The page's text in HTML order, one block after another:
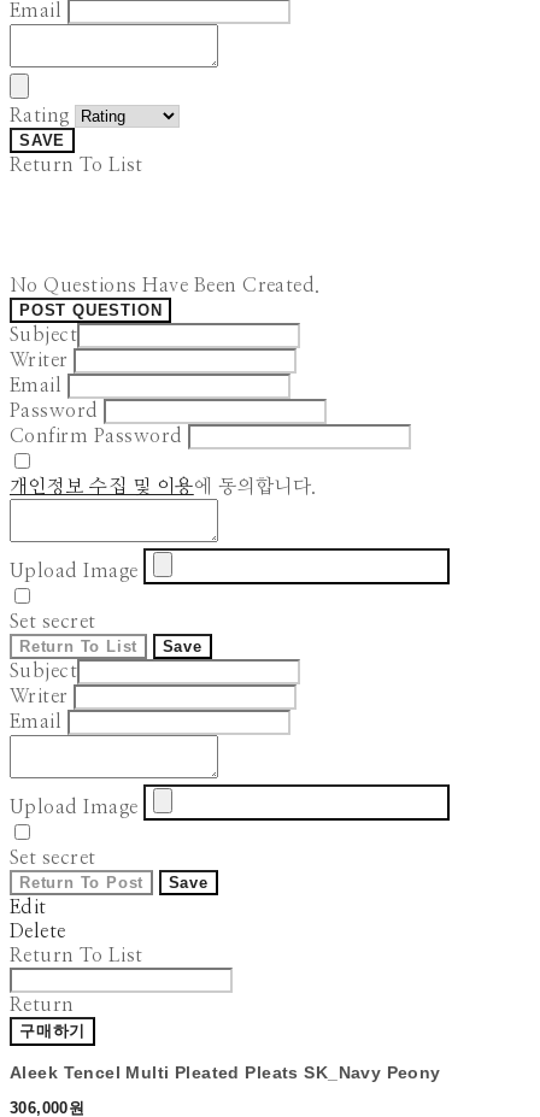
Email
Rating
SAVE
Return To List
No Questions Have Been Created.
POST QUESTION
Subject
Writer
Email
Password
Confirm Password
개인정보 수집 및 이용에 동의합니다.
Upload Image
Set secret
Return To List Save
Subject
Writer
Email
Upload Image
Set secret
Return To Post Save
Edit
Delete
Return To List
Return
구매하기
Aleek Tencel Multi Pleated Pleats SK_Navy Peony
306,000원